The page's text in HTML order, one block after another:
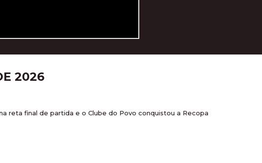
2026
reta final de partida e o Clube do Povo conquistou a Recopa